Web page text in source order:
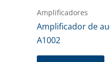
Amplificadores
Amplificador de
A1002